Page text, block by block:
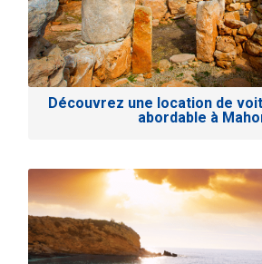
Découvrez une location de
abordable à